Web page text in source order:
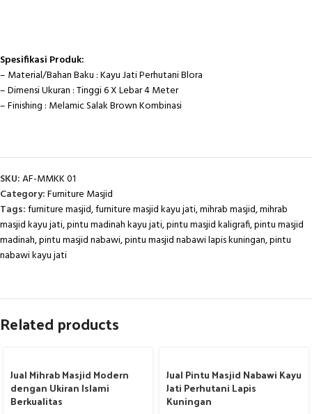
Spesifikasi Produk:
– Material/Bahan Baku : Kayu Jati Perhutani Blora
– Dimensi Ukuran : Tinggi 6 X Lebar 4 Meter
– Finishing : Melamic Salak Brown Kombinasi
SKU:AF-MMKK 01
Category:Furniture Masjid
Tags:furniture masjid,furniture masjid kayu jati,mihrab masjid,mihrab
masjid kayu jati,pintu madinah kayu jati,pintu masjid kaligrafi,pintu masjid
madinah,pintu masjid nabawi,pintu masjid nabawi lapis kuningan,pintu
nabawi kayu jati
Related products
Jual Mihrab Masjid Modern
dengan Ukiran Islami
Berkualitas
Jual Pintu Masjid Nabawi Kayu
Jati Perhutani Lapis
Kuningan